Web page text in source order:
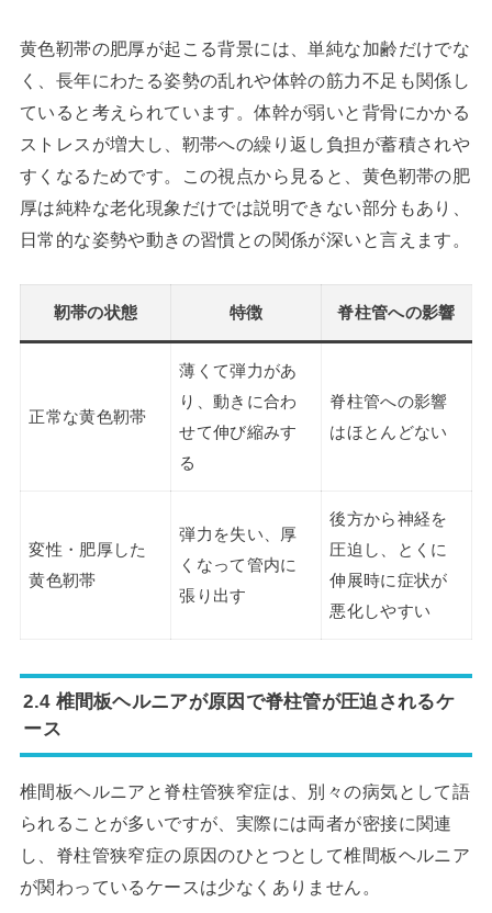
黄色靭帯の肥厚が起こる背景には、単純な加齢だけでな
く、長年にわたる姿勢の乱れや体幹の筋力不足も関係し
ていると考えられています。体幹が弱いと背骨にかかる
ストレスが増大し、靭帯への繰り返し負担が蓄積されや
すくなるためです。この視点から見ると、黄色靭帯の肥
厚は純粋な老化現象だけでは説明できない部分もあり、
日常的な姿勢や動きの習慣との関係が深いと言えます。
靭帯の状態 特徴 脊柱管への影響
正常な黄色靭帯
薄くて弾力があ
り、動きに合わ
せて伸び縮みす
る
脊柱管への影響
はほとんどない
変性・肥厚した
黄色靭帯
弾力を失い、厚
くなって管内に
張り出す
後方から神経を
圧迫し、とくに
伸展時に症状が
悪化しやすい
2.4 椎間板ヘルニアが原因で脊柱管が圧迫されるケ
ース
椎間板ヘルニアと脊柱管狭窄症は、別々の病気として語
られることが多いですが、実際には両者が密接に関連
し、脊柱管狭窄症の原因のひとつとして椎間板ヘルニア
が関わっているケースは少なくありません。